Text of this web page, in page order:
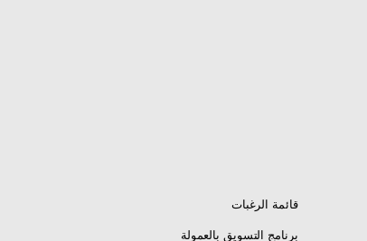
قائمة الرغبات
برنامج التسويق بالعمولة